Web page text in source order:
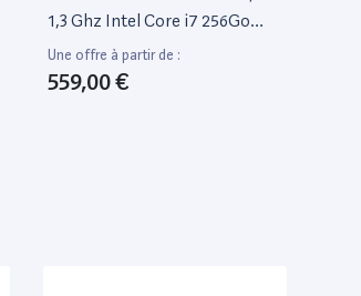
1,3 Ghz Intel Core i7 256Go
SSD 16Go Ram [Wi-Fi] Noir
Une offre à partir de :
559,00 €